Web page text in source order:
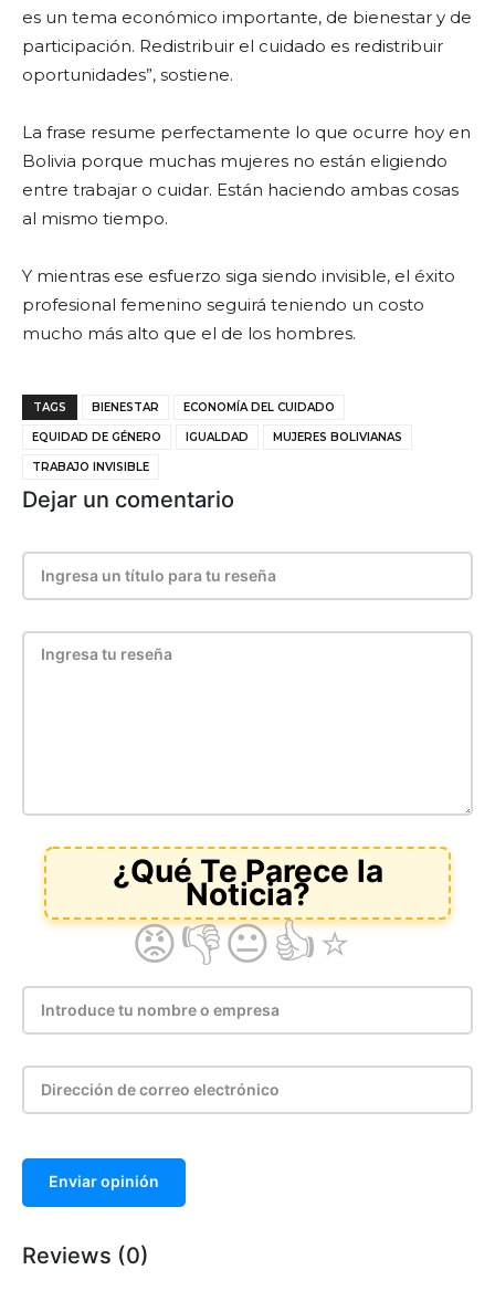
es un tema económico importante, de bienestar y de
participación. Redistribuir el cuidado es redistribuir
oportunidades”, sostiene.
La frase resume perfectamente lo que ocurre hoy en
Bolivia porque muchas mujeres no están eligiendo
entre trabajar o cuidar. Están haciendo ambas cosas
al mismo tiempo.
Y mientras ese esfuerzo siga siendo invisible, el éxito
profesional femenino seguirá teniendo un costo
mucho más alto que el de los hombres.
TAGS BIENESTAR ECONOMÍA DEL CUIDADO
EQUIDAD DE GÉNERO IGUALDAD MUJERES BOLIVIANAS
TRABAJO INVISIBLE
Dejar un comentario
Enviar opinión
Reviews (0)